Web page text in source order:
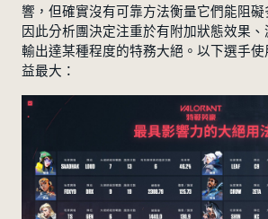
響，但確實沒有可靠方法衡量它們能阻礙
因此分析團決定注重於有附加狀態效果
輸出達某種程度的特務大絕。以下選手
益最大：